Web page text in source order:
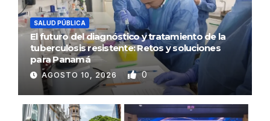
SALUD PÚBLICA
El futuro del diagnóstico y tratamiento de la
tuberculosis resistente: Retos y soluciones
para Panamá
AGOSTO 10, 2026 0